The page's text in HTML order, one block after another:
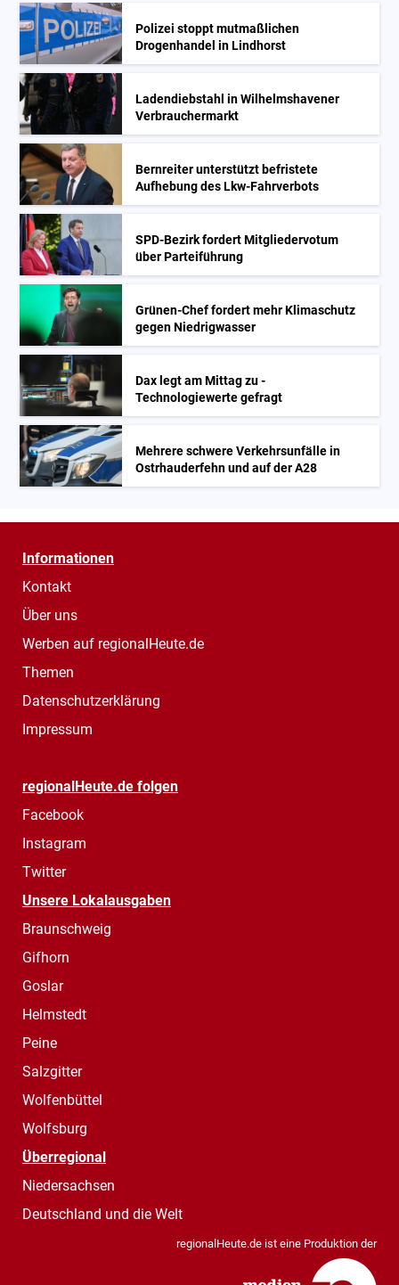
Polizei stoppt mutmaßlichen
Drogenhandel in Lindhorst
Ladendiebstahl in Wilhelmshavener
Verbrauchermarkt
Bernreiter unterstützt befristete
Aufhebung des Lkw-Fahrverbots
SPD-Bezirk fordert Mitgliedervotum
über Parteiführung
Grünen-Chef fordert mehr Klimaschutz
gegen Niedrigwasser
Dax legt am Mittag zu -
Technologiewerte gefragt
Mehrere schwere Verkehrsunfälle in
Ostrhauderfehn und auf der A28
Informationen
Kontakt
Über uns
Werben auf regionalHeute.de
Themen
Datenschutzerklärung
Impressum
regionalHeute.de folgen
Facebook
Instagram
Twitter
Unsere Lokalausgaben
Braunschweig
Gifhorn
Goslar
Helmstedt
Peine
Salzgitter
Wolfenbüttel
Wolfsburg
Überregional
Niedersachsen
Deutschland und die Welt
regionalHeute.de ist eine Produktion der